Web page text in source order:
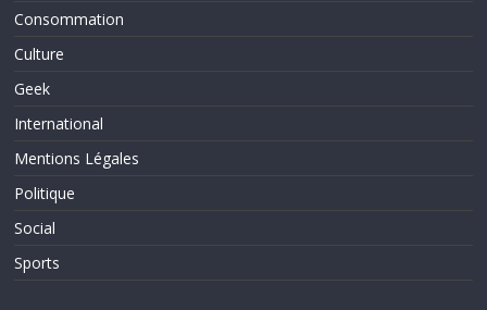
Consommation
Culture
Geek
International
Mentions Légales
Politique
Social
Sports